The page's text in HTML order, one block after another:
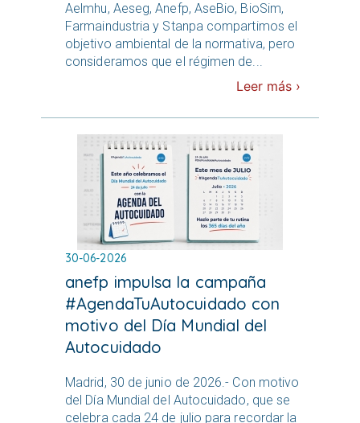
Aelmhu, Aeseg, Anefp, AseBio, BioSim,
Farmaindustria y Stanpa compartimos el
objetivo ambiental de la normativa, pero
consideramos que el régimen de...
Leer más ›
30-06-2026
anefp impulsa la campaña
#AgendaTuAutocuidado con
motivo del Día Mundial del
Autocuidado
Madrid, 30 de junio de 2026.- Con motivo
del Día Mundial del Autocuidado, que se
celebra cada 24 de julio para recordar la